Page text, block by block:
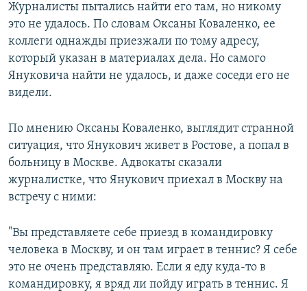
Журналисты пытались найти его там, но никому
это не удалось. По словам Оксаны Коваленко, ее
коллеги однажды приезжали по тому адресу,
который указан в материалах дела. Но самого
Януковича найти не удалось, и даже соседи его не
видели.
По мнению Оксаны Коваленко, выглядит странной
ситуация, что Янукович живет в Ростове, а попал в
больницу в Москве. Адвокаты сказали
журналистке, что Янукович приехал в Москву на
встречу с ними:
"Вы представляете себе приезд в командировку
человека в Москву, и он там играет в теннис? Я себе
это не очень представляю. Если я еду куда-то в
командировку, я вряд ли пойду играть в теннис. Я